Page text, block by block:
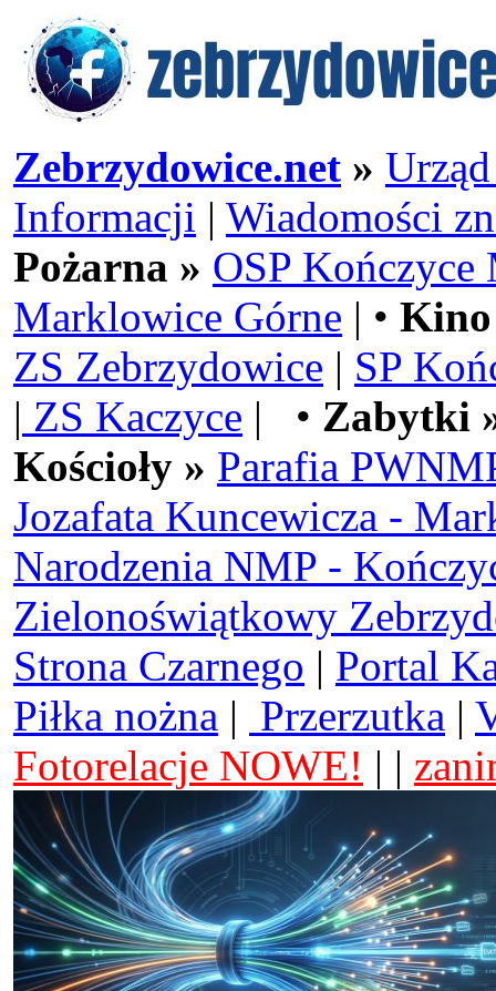
Zebrzydowice.net »
Informacji | Wiadomości
Pożarna » OSP Kończyce
Marklowice Górne | •
ZS Zebrzydowice | SP
| ZS Kaczyce | • Zabytki
Kościoły » Parafia
Jozafata Kuncewicza -
Narodzenia NMP -
Zielonoświątkowy
Strona Czarnego | Portal
Piłka nożna | Przerzutka |
Fotorelacje NOWE! | |